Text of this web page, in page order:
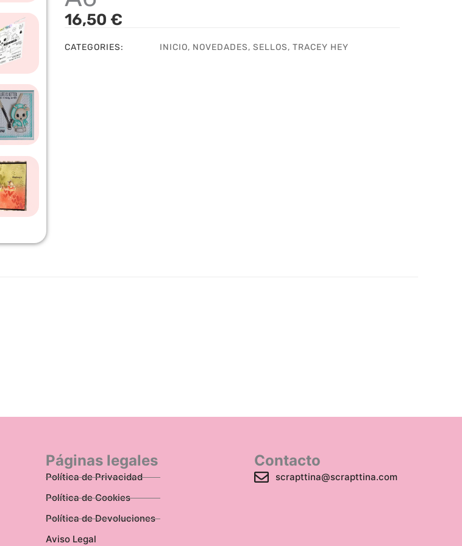
16,50 €
CATEGORIES: INICIO, NOVEDADES, SELLOS, TRACEY HEY
Páginas legales
Política de Privacidad
Política de Cookies
Política de Devoluciones
Aviso Legal
Contacto
scrapttina@scrapttina.com